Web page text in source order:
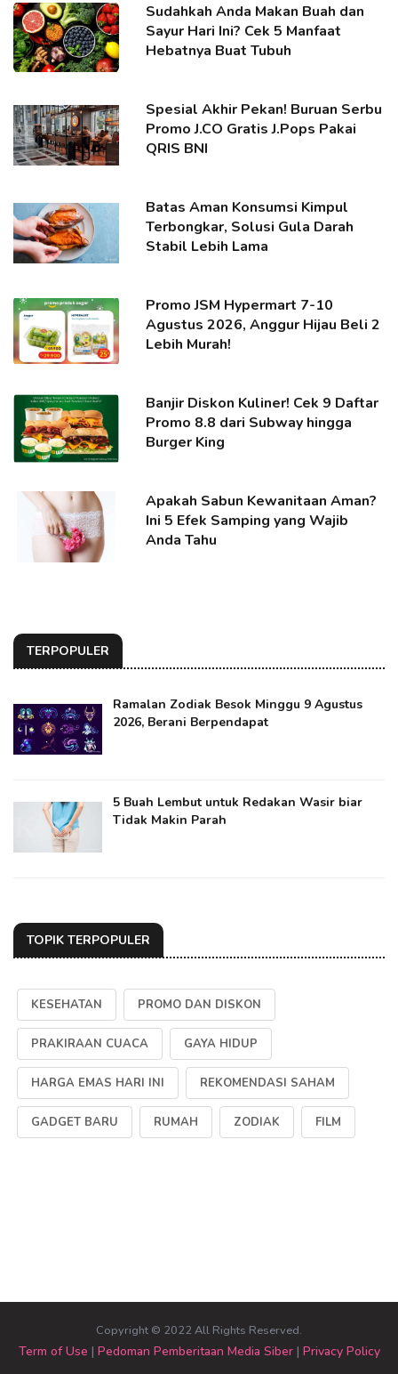
Sudahkah Anda Makan Buah dan
Sayur Hari Ini? Cek 5 Manfaat
Hebatnya Buat Tubuh
Spesial Akhir Pekan! Buruan Serbu
Promo J.CO Gratis J.Pops Pakai
QRIS BNI
Batas Aman Konsumsi Kimpul
Terbongkar, Solusi Gula Darah
Stabil Lebih Lama
Promo JSM Hypermart 7-10
Agustus 2026, Anggur Hijau Beli 2
Lebih Murah!
Banjir Diskon Kuliner! Cek 9 Daftar
Promo 8.8 dari Subway hingga
Burger King
Apakah Sabun Kewanitaan Aman?
Ini 5 Efek Samping yang Wajib
Anda Tahu
TERPOPULER
Ramalan Zodiak Besok Minggu 9 Agustus
2026, Berani Berpendapat
5 Buah Lembut untuk Redakan Wasir biar
Tidak Makin Parah
TOPIK TERPOPULER
KESEHATAN PROMO DAN DISKON
PRAKIRAAN CUACA GAYA HIDUP
HARGA EMAS HARI INI REKOMENDASI SAHAM
GADGET BARU RUMAH ZODIAK FILM
Copyright © 2022 All Rights Reserved.
Term of Use | Pedoman Pemberitaan Media Siber| Privacy Policy